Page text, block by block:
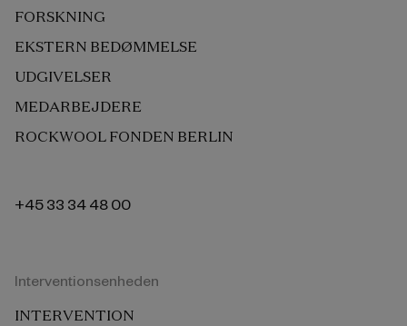
FORSKNING
EKSTERN BEDØMMELSE
UDGIVELSER
MEDARBEJDERE
ROCKWOOL FONDEN BERLIN
+45 33 34 48 00
Interventionsenheden
INTERVENTION